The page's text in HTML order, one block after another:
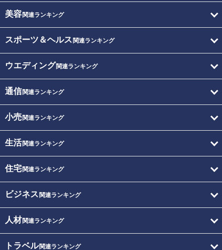
美容関連ランキング
スポーツ＆ヘルス 関連ランキング
ウエディング関連ランキング
通信関連ランキング
小売関連ランキング
生活関連ランキング
住宅関連ランキング
ビジネス 関連ランキング
人材関連ランキング
トラベル関連ランキング